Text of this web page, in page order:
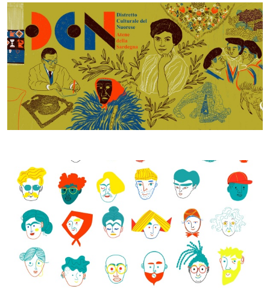
Studio di fattibilità - Daniela Spoto 2021, © CCIAA NU